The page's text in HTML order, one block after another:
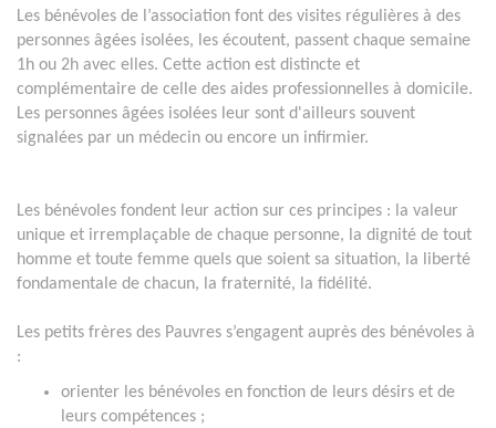
Les bénévoles de l’association font des visites régulières à des
personnes âgées isolées, les écoutent, passent chaque semaine
1h ou 2h avec elles. Cette action est distincte et
complémentaire de celle des aides professionnelles à domicile.
Les personnes âgées isolées leur sont d'ailleurs souvent
signalées par un médecin ou encore un infirmier.
Les bénévoles fondent leur action sur ces principes : la valeur
unique et irremplaçable de chaque personne, la dignité de tout
homme et toute femme quels que soient sa situation, la liberté
fondamentale de chacun, la fraternité, la fidélité.
Les petits frères des Pauvres s’engagent auprès des bénévoles à
:
orienter les bénévoles en fonction de leurs désirs et de
leurs compétences ;